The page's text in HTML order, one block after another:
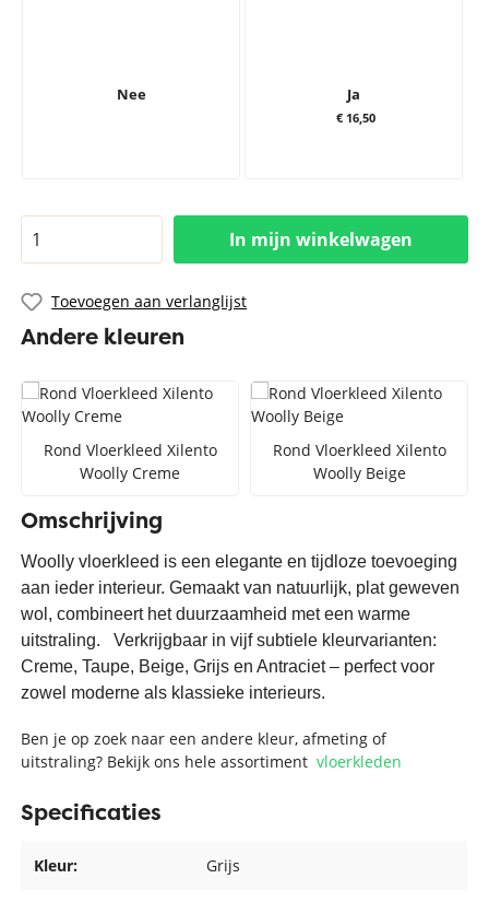
Nee Ja
€ 16,50
In mijn winkelwagen
Toevoegen aan verlanglijst
Andere kleuren
Rond Vloerkleed Xilento
Woolly Creme
Rond Vloerkleed Xilento
Woolly Beige
Omschrijving
Woolly vloerkleed is een elegante en tijdloze toevoeging
aan ieder interieur. Gemaakt van natuurlijk, plat geweven
wol, combineert het duurzaamheid met een warme
uitstraling. Verkrijgbaar in vijf subtiele kleurvarianten:
Creme, Taupe, Beige, Grijs en Antraciet – perfect voor
zowel moderne als klassieke interieurs.
Ben je op zoek naar een andere kleur, afmeting of
uitstraling? Bekijk ons hele assortimentvloerkleden
Specificaties
Kleur: Grijs